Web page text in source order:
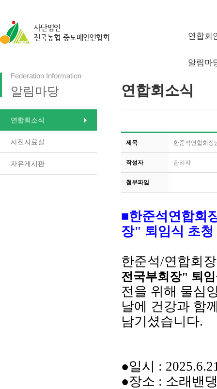
연합회
알림마
Federation Information
알림마당
연합회소식
사진자료실
자유게시판
연합회소식
제목 한준석연합회장
작성자 관리자
첨부파일
■한준석연합회
장" 퇴임식 초
한준석/연합회
전국부회장" 퇴
전을 위해 물심
날에 건강과 함
남기셨습니다.
●일시 :
●장소 : 소래밴